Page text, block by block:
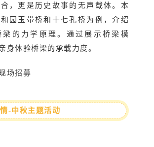
，更是历史故事的无声载体。本
园玉带桥和十七孔桥为例，介绍
梁的力学原理。通过展示桥梁模
身体验桥梁的承载力度。
场招募
-中秋主题活动